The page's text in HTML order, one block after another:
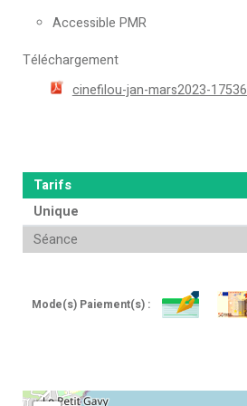
Accessible PMR
Téléchargement
cinefilou-jan-mars2023-17536
Tarifs
Unique
Séance
Mode(s) Paiement(s) :